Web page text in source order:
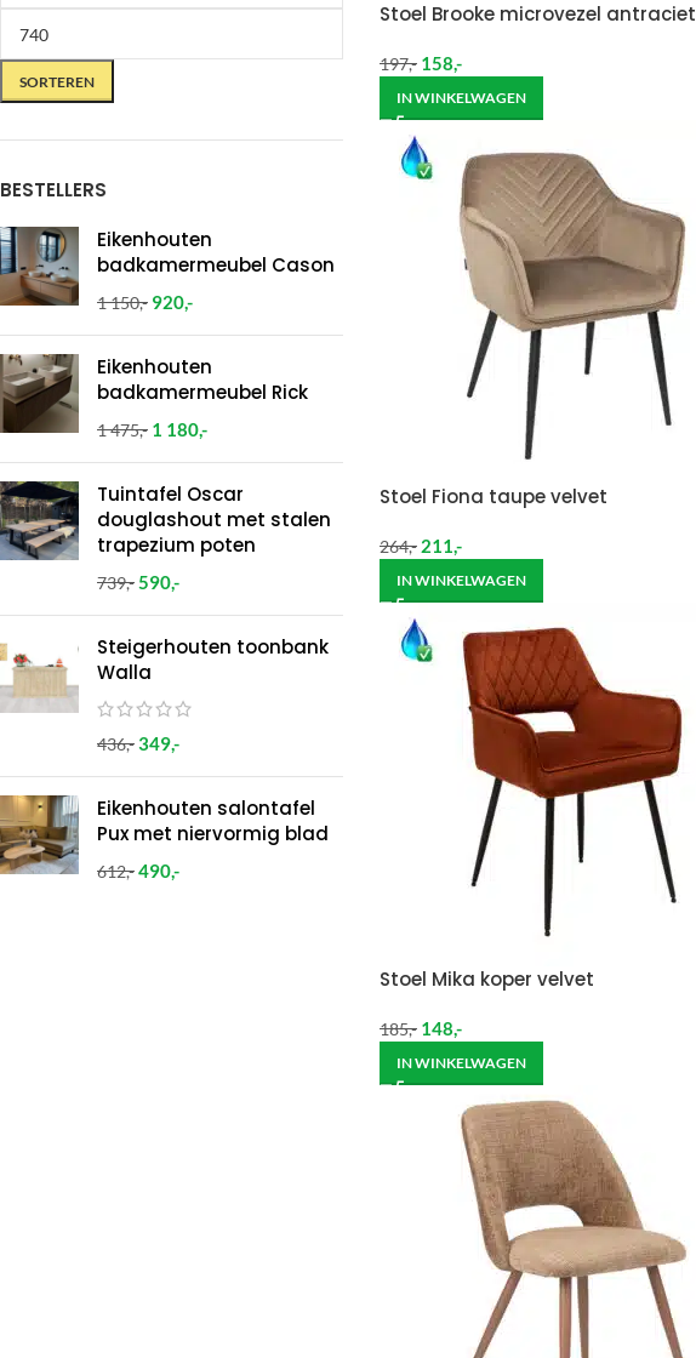
SORTEREN
BESTELLERS
Eikenhouten
badkamermeubel Cason
1 150,- 920,-
Eikenhouten
badkamermeubel Rick
1 475,- 1 180,-
Tuintafel Oscar
douglashout met stalen
trapezium poten
739,-590,-
Steigerhouten toonbank
Walla
436,-349,-
Eikenhouten salontafel
Pux met niervormig blad
612,-490,-
Stoel Brooke microvezel antraciet
197,- 158,-
IN WINKELWAGEN
Stoel Fiona taupe velvet
264,- 211,-
IN WINKELWAGEN
Stoel Mika koper velvet
185,- 148,-
IN WINKELWAGEN